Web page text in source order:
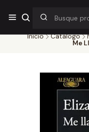
¡Por pocos días!
$38.000
Inicio Catálogo
Me